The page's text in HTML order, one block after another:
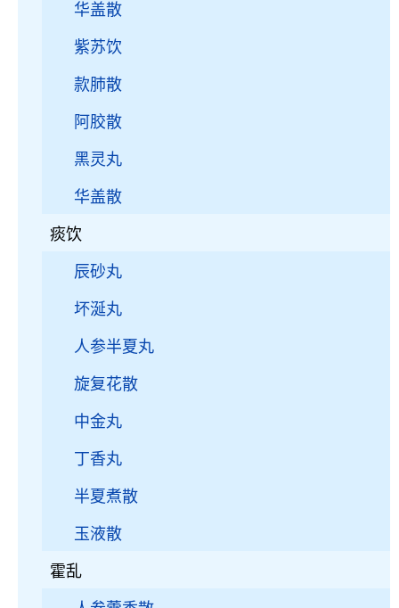
华盖散
紫苏饮
款肺散
阿胶散
黑灵丸
华盖散
痰饮
辰砂丸
坏涎丸
人参半夏丸
旋复花散
中金丸
丁香丸
半夏煮散
玉液散
霍乱